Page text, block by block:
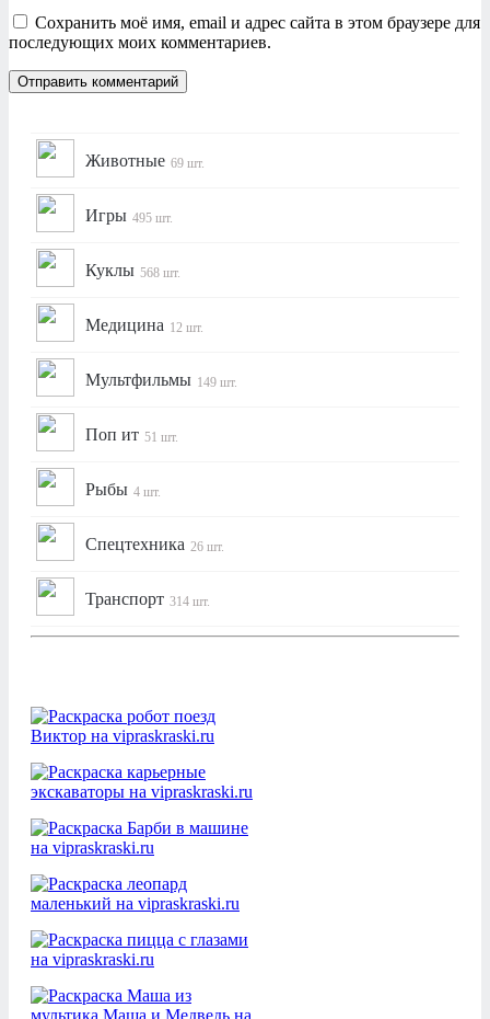
Сохранить моё имя, email и адрес сайта в этом браузере для
последующих моих комментариев.
Животные 69 шт.
Игры 495 шт.
Куклы 568 шт.
Медицина 12 шт.
Мультфильмы 149 шт.
Поп ит 51 шт.
Рыбы 4 шт.
Спецтехника 26 шт.
Транспорт 314 шт.